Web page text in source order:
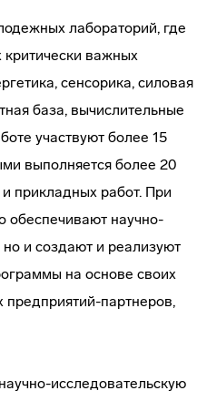
лабораторий, где
критически важных
сенсорика, силовая
база, вычислительные
участвуют более 15
выполняется более 20
прикладных работ. При
обеспечивают научно-
но и создают и реализуют
на основе своих
предприятий-партнеров,
исследовательскую